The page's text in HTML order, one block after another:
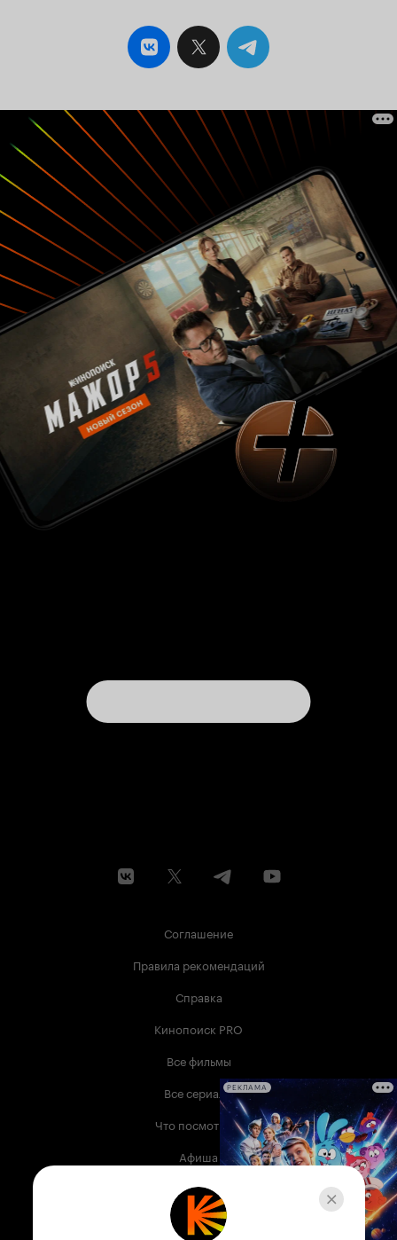
Соглашение
Правила рекомендаций
Справка
Кинопоиск PRO
Все фильмы
Все сериалы
Что посмотреть
Афиша
Музыка
Телепрограмма
РЕКЛАМА